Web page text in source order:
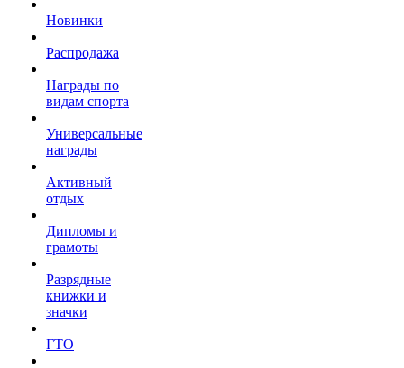
Новинки
Распродажа
Награды по
видам спорта
Универсальные
награды
Активный
отдых
Дипломы и
грамоты
Разрядные
книжки и
значки
ГТО